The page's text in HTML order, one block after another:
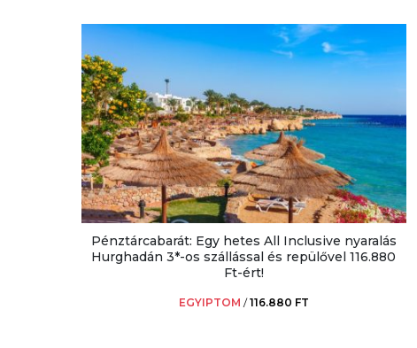
Pénztárcabarát: Egy hetes All Inclusive nyaralás
Hurghadán 3*-os szállással és repülővel 116.880
Ft-ért!
EGYIPTOM /116.880 FT